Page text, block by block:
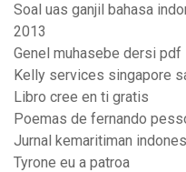
Soal uas ganjil bahasa
2013
Genel muhasebe dersi pdf
Kelly services singapore
Libro cree en ti gratis
Poemas de fernando
Jurnal kemaritiman
Tyrone eu a patroa